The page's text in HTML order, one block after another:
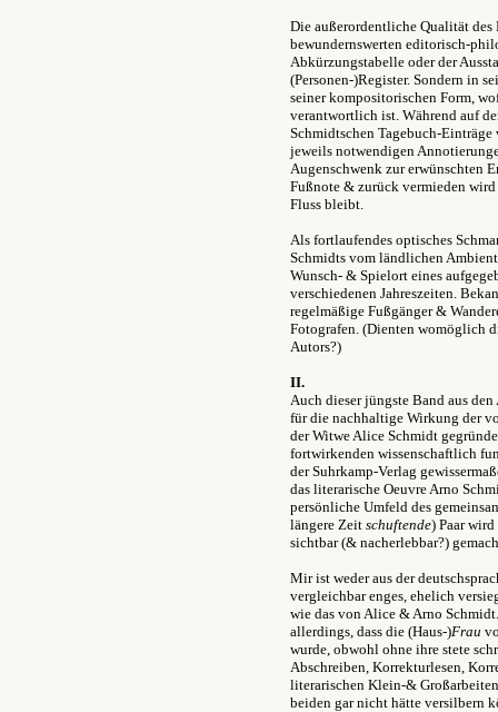
Die außerordentliche Qualität des
bewundernswerten editorisch-
Abkürzungstabelle oder der
(Personen-)Register. Sondern in
seiner kompositorischen Form,
verantwortlich ist. Während auf
Schmidtschen Tagebuch-
jeweils notwendigen
Augenschwenk zur erwünschten
Fußnote & zurück vermieden
Fluss bleibt.
Als fortlaufendes optisches
Schmidts vom ländlichen
Wunsch- & Spielort eines
verschiedenen Jahreszeiten.
regelmäßige Fußgänger &
Fotografen. (Dienten womöglich
Autors?)
II.
Auch dieser jüngste Band aus
für die nachhaltige Wirkung der
der Witwe Alice Schmidt
fortwirkenden wissenschaftlich
der Suhrkamp-Verlag
das literarische Oeuvre Arno
persönliche Umfeld des
längere Zeit schuftende) Paar
sichtbar (& nacherlebbar?)
Mir ist weder aus der
vergleichbar enges, ehelich
wie das von Alice & Arno
allerdings, dass die (Haus-)Frau
wurde, obwohl ohne ihre stete
Abschreiben, Korrekturlesen,
literarischen Klein-&
beiden gar nicht hätte versilbern